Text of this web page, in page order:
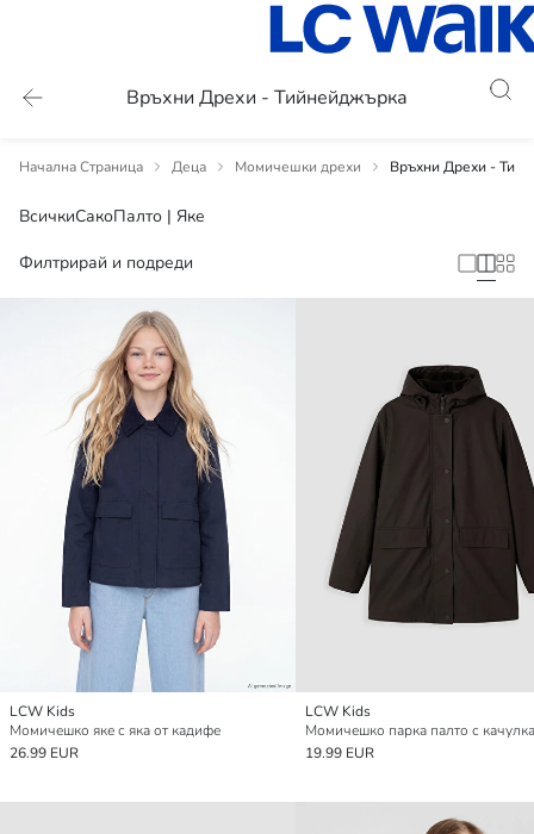
Връхни Дрехи - Тийнейджърка
Начална Страница Деца Момичешки дрехи Връхни Дрехи -
ВсичкиСакоПалто | Яке
Филтрирай и подреди
LCW Kids
Момичешко яке с яка от кадифе
26.99 EUR
LCW Kids
19.99 EUR